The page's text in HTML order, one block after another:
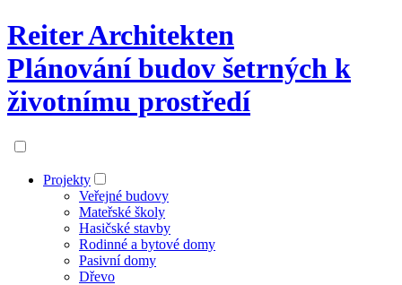
Reiter Architekten
Plánování budov šetrných k
životnímu prostředí
Projekty
Veřejné budovy
Mateřské školy
Hasičské stavby
Rodinné a bytové domy
Pasivní domy
Dřevo